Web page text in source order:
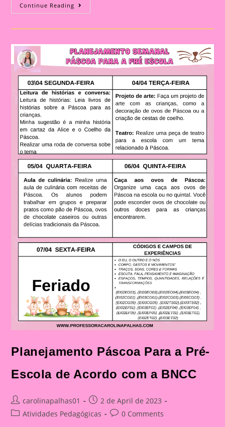
Continue Reading Atividade
Páscoa
Planejamento Páscoa Para a Pré-
Escola de Acordo com a BNCC
Post
author:
carolinapalhas01
Post
published:
2 de April de 2023
PostAtividades Pedagógicas
Post0 Comments